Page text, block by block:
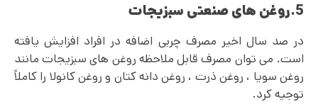
5.روغن های صنعتی سبزیجات
در صد سال اخیر مصرف چربی اضافه در افراد افزایش یافته
است. می توان مصرف قابل ملاحظه روغن های سبزیجات مانند
روغن سویا ، روغن ذرت ، روغن دانه کتان و روغن کانولا را کاملاً
توجیه کرد.